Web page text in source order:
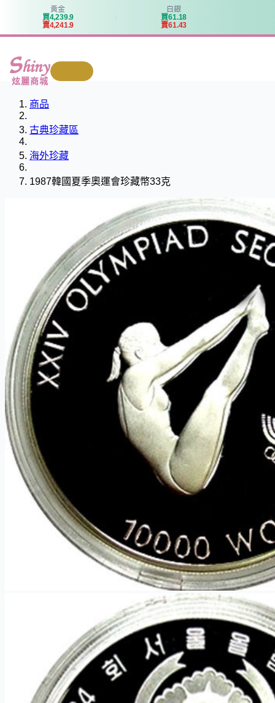
黃金
買4,239.9
賣4,241.9
白銀
買61.18
賣61.43
炫麗商城
商品
古典珍藏區
海外珍藏
1987韓國夏季奧運會珍藏幣33克